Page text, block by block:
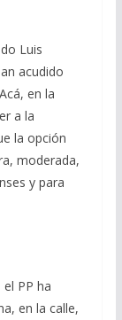
Luis
acudido
en la
a la
la opción
moderada,
y para
PP ha
en la calle,